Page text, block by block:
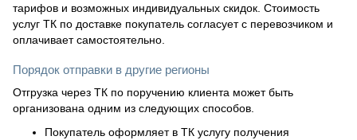
тарифов и возможных индивидуальных скидок. Стоимость
услуг ТК по доставке покупатель согласует с перевозчиком и
оплачивает самостоятельно.
Порядок отправки в другие регионы
Отгрузка через ТК по поручению клиента может быть
организована одним из следующих способов.
Покупатель оформляет в ТК услугу получения